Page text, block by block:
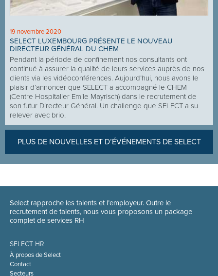
19 novembre 2020
SELECT LUXEMBOURG PRÉSENTE LE NOUVEAU
DIRECTEUR GÉNÉRAL DU CHEM
Pendant la période de confinement nos consultants ont
continué à assurer la qualité de leurs services auprès de nos
clients via les vidéoconférences. Aujourd’hui, nous avons le
plaisir d’annoncer que SELECT a accompagné le CHEM
(Centre Hospitalier Emile Mayrisch) dans le recrutement de
son futur Directeur Général. Un challenge que SELECT a su
relever avec brio.
PLUS DE NOUVELLES ET D’ÉVÉNEMENTS DE SELECT
Select rapproche les talents et l’employeur. Outre le
recrutement de talents, nous vous proposons un package
complet de services RH
SELECT HR
À propos de Select
Contact
Secteurs